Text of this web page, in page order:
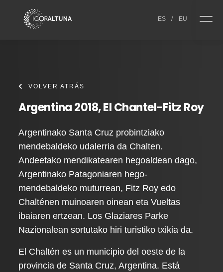
ES / EU
VOLVER ATRÁS
Argentina 2018, El Chantel-Fitz Roy
Argentinako Santa Cruz probintziako
mendebaldeko udalerria da Chalten.
Andeetako mendikatearen hegoaldean dago,
Argentinako Patagoniaren hego-
mendebaldeko muturrean, Fitz Roy edo
Chalténen muinoaren oinean eta Vueltas
ibaiaren ertzean. Los Glaziares Parke
Nazionalean sortutako hiri turistiko txikia da.
El Chaltén es un municipio del oeste de la
provincia de Santa Cruz, Argentina. Está